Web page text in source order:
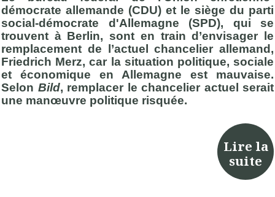
démocrate allemande (CDU) et le siège du parti
social-démocrate d'Allemagne (SPD), qui se
trouvent à Berlin, sont en train d’envisager le
remplacement de l’actuel chancelier allemand,
Friedrich Merz, car la situation politique, sociale
et économique en Allemagne est mauvaise.
Selon Bild, remplacer le chancelier actuel serait
une manœuvre politique risquée.
Lire la
suite